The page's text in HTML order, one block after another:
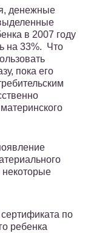
денежные
в 2007 году
на 33%. Что
пока его
некоторые
по
ребенка